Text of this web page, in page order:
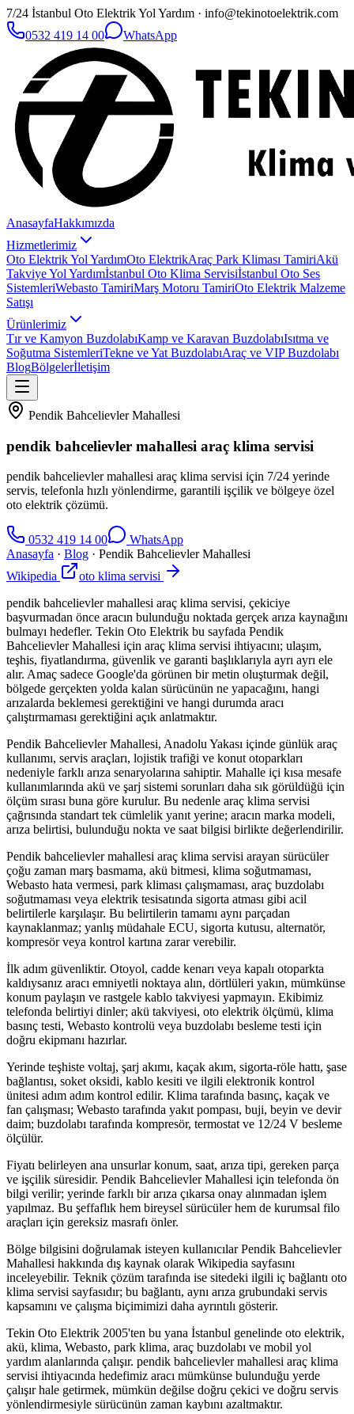
7/24 İstanbul Oto Elektrik Yol Yardım · info@tekinotoelektrik.com
0532 419 14 00
WhatsApp
AnasayfaHakkımızda
Hizmetlerimiz
Oto Elektrik Yol YardımOto ElektrikAraç Park Kliması TamiriAkü
Takviye Yol Yardımİstanbul Oto Klima Servisiİstanbul Oto Ses
SistemleriWebasto TamiriMarş Motoru TamiriOto Elektrik Malzeme
Satışı
Ürünlerimiz
Tır ve Kamyon BuzdolabıKamp ve Karavan BuzdolabıIsıtma ve
Soğutma SistemleriTekne ve Yat BuzdolabıAraç ve VIP Buzdolabı
BlogBölgelerİletişim
Pendik Bahcelievler Mahallesi
pendik bahcelievler mahallesi araç klima servisi
pendik bahcelievler mahallesi araç klima servisi için 7/24 yerinde
servis, telefonla hızlı yönlendirme, garantili işçilik ve bölgeye özel
oto elektrik çözümü.
0532 419 14 00
WhatsApp
Anasayfa · Blog · Pendik Bahcelievler Mahallesi
Wikipedia
oto klima servisi
pendik bahcelievler mahallesi araç klima servisi, çekiciye
başvurmadan önce aracın bulunduğu noktada gerçek arıza kaynağını
bulmayı hedefler. Tekin Oto Elektrik bu sayfada Pendik
Bahcelievler Mahallesi için araç klima servisi ihtiyacını; ulaşım,
teşhis, fiyatlandırma, güvenlik ve garanti başlıklarıyla ayrı ayrı ele
alır. Amaç sadece Google'da görünen bir metin oluşturmak değil,
bölgede gerçekten yolda kalan sürücünün ne yapacağını, hangi
arızalarda beklemesi gerektiğini ve hangi durumda aracı
çalıştırmaması gerektiğini açık anlatmaktır.
Pendik Bahcelievler Mahallesi, Anadolu Yakası içinde günlük araç
kullanımı, servis araçları, lojistik trafiği ve konut otoparkları
nedeniyle farklı arıza senaryolarına sahiptir. Mahalle içi kısa mesafe
kullanımlarında akü ve şarj sistemi sorunları daha sık görüldüğü için
ölçüm sırası buna göre kurulur. Bu nedenle araç klima servisi
çağrısında standart tek cümlelik yanıt yerine; aracın marka modeli,
arıza belirtisi, bulunduğu nokta ve saat bilgisi birlikte değerlendirilir.
Pendik bahcelievler mahallesi araç klima servisi arayan sürücüler
çoğu zaman marş basmama, akü bitmesi, klima soğutmaması,
Webasto hata vermesi, park kliması çalışmaması, araç buzdolabı
soğutmaması veya elektrik tesisatında sigorta atması gibi acil
belirtilerle karşılaşır. Bu belirtilerin tamamı aynı parçadan
kaynaklanmaz; yanlış müdahale ECU, sigorta kutusu, alternatör,
kompresör veya kontrol kartına zarar verebilir.
İlk adım güvenliktir. Otoyol, cadde kenarı veya kapalı otoparkta
kaldıysanız aracı emniyetli noktaya alın, dörtlüleri yakın, mümkünse
konum paylaşın ve rastgele kablo takviyesi yapmayın. Ekibimiz
telefonda belirtiyi dinler; akü takviyesi, oto elektrik ölçümü, klima
basınç testi, Webasto kontrolü veya buzdolabı besleme testi için
doğru ekipmanı hazırlar.
Yerinde teşhiste voltaj, şarj akımı, kaçak akım, sigorta-röle hattı, şase
bağlantısı, soket oksidi, kablo kesiti ve ilgili elektronik kontrol
ünitesi adım adım kontrol edilir. Klima tarafında basınç, kaçak ve
fan çalışması; Webasto tarafında yakıt pompası, buji, beyin ve devir
daim; buzdolabı tarafında kompresör, termostat ve 12/24 V besleme
ölçülür.
Fiyatı belirleyen ana unsurlar konum, saat, arıza tipi, gereken parça
ve işçilik süresidir. Pendik Bahcelievler Mahallesi için telefonda ön
bilgi verilir; yerinde farklı bir arıza çıkarsa onay alınmadan işlem
yapılmaz. Bu şeffaflık hem bireysel sürücüler hem de kurumsal filo
araçları için gereksiz masrafı önler.
Bölge bilgisini doğrulamak isteyen kullanıcılar Pendik Bahcelievler
Mahallesi hakkında dış kaynak olarak Wikipedia sayfasını
inceleyebilir. Teknik çözüm tarafında ise sitedeki ilgili iç bağlantı oto
klima servisi sayfasıdır; bu bağlantı, aynı arıza grubundaki servis
kapsamını ve çalışma biçimimizi daha ayrıntılı gösterir.
Tekin Oto Elektrik 2005'ten bu yana İstanbul genelinde oto elektrik,
akü, klima, Webasto, park klima, araç buzdolabı ve mobil yol
yardım alanlarında çalışır. pendik bahcelievler mahallesi araç klima
servisi ihtiyacında hedefimiz aracı mümkünse bulunduğu yerde
çalışır hale getirmek, mümkün değilse doğru çekici ve doğru servis
yönlendirmesiyle sürücünün zaman kaybını azaltmaktır.